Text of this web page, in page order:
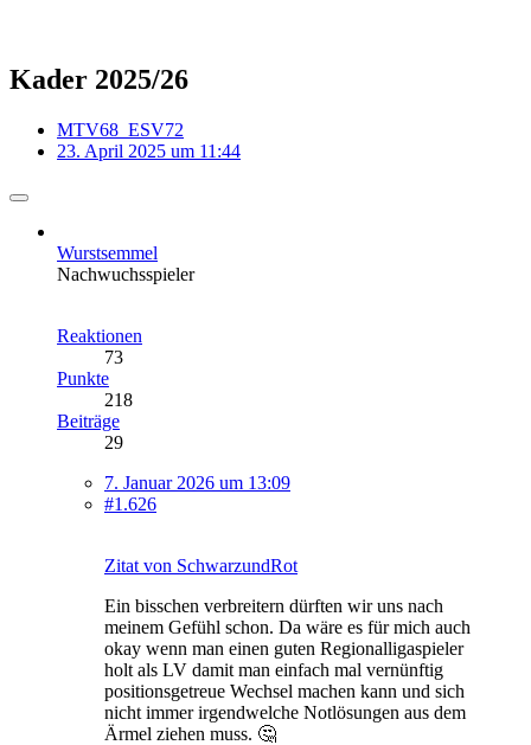
Kader 2025/26
MTV68_ESV72
23. April 2025 um 11:44
Wurstsemmel
Nachwuchsspieler
Reaktionen
73
Punkte
218
Beiträge
29
7. Januar 2026 um 13:09
#1.626
Zitat von SchwarzundRot
Ein bisschen verbreitern dürften wir uns nach
meinem Gefühl schon. Da wäre es für mich auch
okay wenn man einen guten Regionalligaspieler
holt als LV damit man einfach mal vernünftig
positionsgetreue Wechsel machen kann und sich
nicht immer irgendwelche Notlösungen aus dem
Ärmel ziehen muss. 🤔